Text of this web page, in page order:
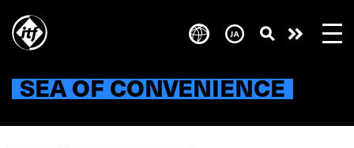
main
SEA OF CONVENIENCE
Take